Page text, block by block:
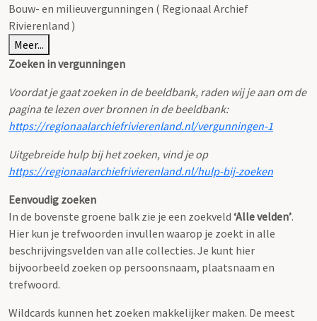
Bouw- en milieuvergunningen ( Regionaal Archief
Rivierenland )
Meer...
Zoeken in vergunningen
Voordat je gaat zoeken in de beeldbank, raden wij je aan om de
pagina te lezen over bronnen in de beeldbank:
https://regionaalarchiefrivierenland.nl/vergunningen-1
Uitgebreide hulp bij het zoeken, vind je op
https://regionaalarchiefrivierenland.nl/hulp-bij-zoeken
Eenvoudig zoeken
In de bovenste groene balk zie je een zoekveld ‘Alle velden’.
Hier kun je trefwoorden invullen waarop je zoekt in alle
beschrijvingsvelden van alle collecties. Je kunt hier
bijvoorbeeld zoeken op persoonsnaam, plaatsnaam en
trefwoord.
Wildcards kunnen het zoeken makkelijker maken. De meest